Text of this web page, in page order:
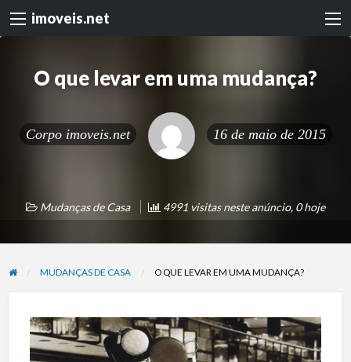
imoveis.net
O que levar em uma mudança?
Corpo imoveis.net 16 de maio de 2015
Mudanças de Casa 4991 visitas neste anúncio, 0 hoje
MUDANÇAS DE CASA O QUE LEVAR EM UMA MUDANÇA?